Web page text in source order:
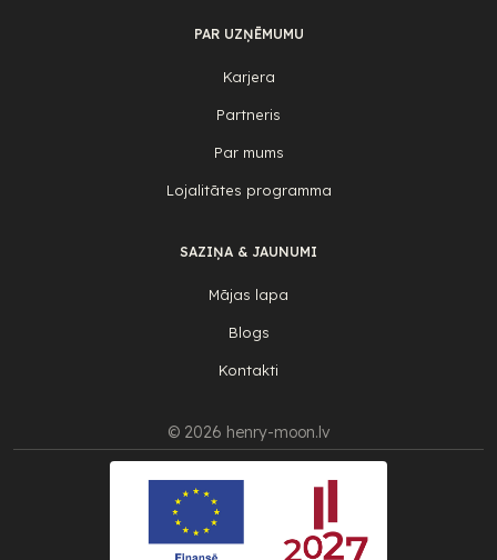
PAR UZŅĒMUMU
Karjera
Partneris
Par mums
Lojalitātes programma
SAZIŅA & JAUNUMI
Mājas lapa
Blogs
Kontakti
© 2026 henry-moon.lv